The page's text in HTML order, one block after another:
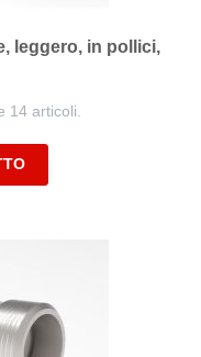
leggero, in pollici,
14 articoli.